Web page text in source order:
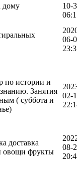
дому
10-
06-
по истории и
Занятия
( суббота и
02-
доставка
овощи фрукты
08-